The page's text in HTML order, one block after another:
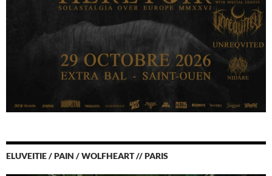
ELUVEITIE / PAIN / WOLFHEART // PARIS